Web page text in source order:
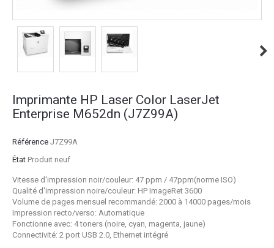
Imprimante HP Laser Color LaserJet
Enterprise M652dn (J7Z99A)
Référence J7Z99A
État Produit neuf
Vitesse d'impression noir/couleur: 47 ppm / 47ppm(norme ISO)
Qualité d'impression noire/couleur: HP ImageRet 3600
Volume de pages mensuel recommandé: 2000 à 14000 pages/mois
Impression recto/verso: Automatique
Fonctionne avec: 4 toners (noire, cyan, magenta, jaune)
Connectivité: 2 port USB 2.0, Ethernet intégré